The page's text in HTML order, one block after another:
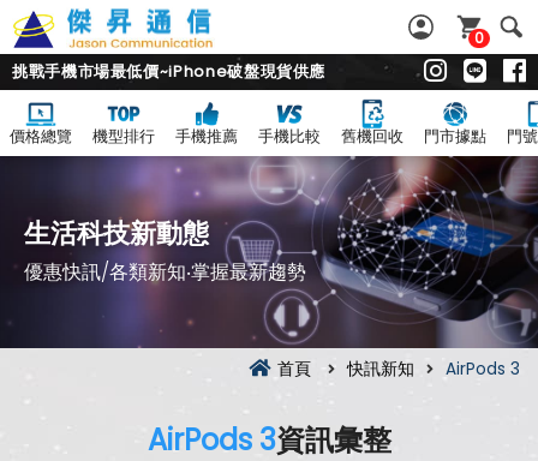
0
挑戰手機市場最低價~iPhone破盤現貨供應
價格總覽 機型排行 手機推薦 手機比較 舊機回收 門市據點 門
生活科技新動態
優惠快訊/各類新知‧掌握最新趨勢
首頁 快訊新知 AirPods 3
AirPods 3資訊彙整